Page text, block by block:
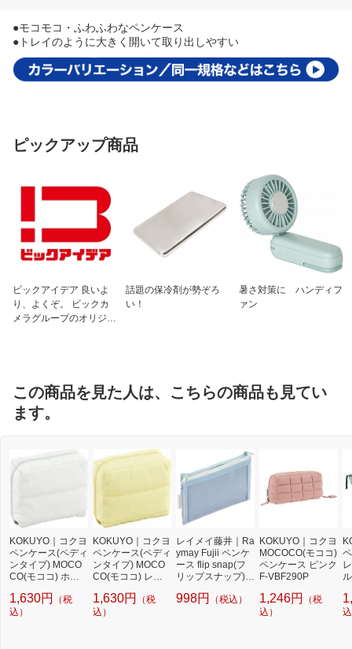
●モコモコ・ふわふわなペンケース
●トレイのように大きく開いて取り出しやすい
ピックアップ商品
ビックアイデア 良いよ
り、よくぞ。 ビックカ
メラグループのオリジナ
話題の保冷剤が勢ぞろ
い！
暑さ対策に ハンディフ
ァン
この商品を見た人は、こちらの商品も見てい
ます。
KOKUYO｜コクヨ
ペンケース(ペディ
ンタイプ) MOCO
CO(モココ) ホワ
1,630円
（税
込）
KOKUYO｜コクヨ
ペンケース(ペディ
ンタイプ) MOCO
CO(モココ) レモ
291LY
1,630円
（税
込）
レイメイ藤井｜Ra
ymay Fujii ペンケ
ース flip snap(フ
リップスナップ)
998円 （税込）
KOKUYO｜コクヨ
MOCOCO(モココ)
ペンケース ピンク
F-VBF290P
1,246円
（税
込）